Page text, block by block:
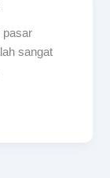
pasar
sangat